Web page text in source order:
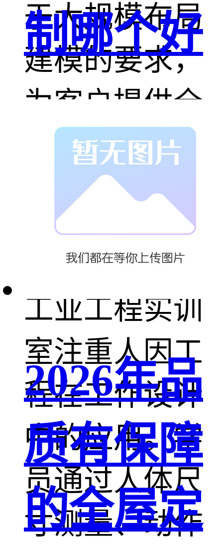
于大规模布局
建模的要求，
为客户提供全
面的设计支持
和工程方案评
价依据。
工业工程实训
室注重人因工
程在工作设计
中的应用。学
员通过人体尺
寸测量、动作
制哪个好
2026年品
质有保障
的全屋定